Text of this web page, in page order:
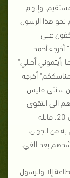
وإنهم
هذا الرسول
على
أخرجه أحمد
كما رأيتموني أصلي"
عني مناسككم" أخرجه
عن سنتي فليس
5063 ومسلم 1401، ودعاهم الى التقوى
وقال:" إن أتقاكم وأعلمكم بالله أنا" أخرجه البخاري 20. فالله
من الجهل،
بعد الغي.
إلا والرسول